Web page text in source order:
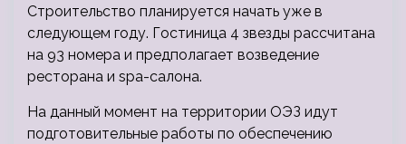
Строительство планируется начать уже в
следующем году. Гостиница 4 звезды рассчитана
на 93 номера и предполагает возведение
ресторана и spa-салона.
На данный момент на территории ОЭЗ идут
подготовительные работы по обеспечению